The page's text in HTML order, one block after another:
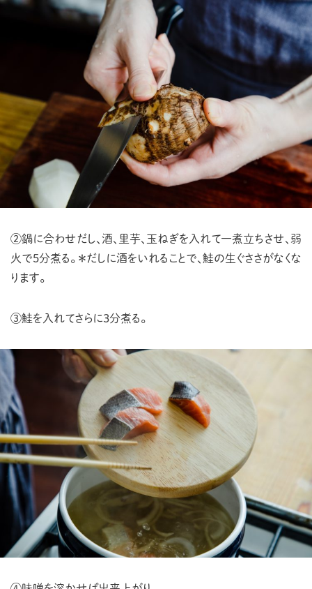
②鍋に合わせだし、酒、里芋、玉ねぎを入れて一煮立ちさせ、弱
火で5分煮る。 ＊だしに酒をいれることで、鮭の生ぐささがなくな
ります。
③鮭を入れてさらに3分煮る。